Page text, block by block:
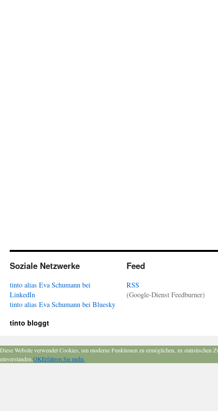
Soziale Netzwerke
tinto alias Eva Schumann bei
LinkedIn
tinto alias Eva Schumann bei Bluesky
Feed
RSS
(Google-Dienst Feedburner)
tinto bloggt
Diese Website verwendet Cookies, um moderne Funktionen zu ermöglichen, zu
einverstanden.OKErfahren Sie mehr.